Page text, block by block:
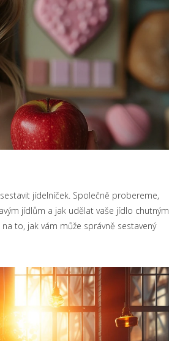
jídelníček. Společně probereme,
jídlům a jak udělat vaše jídlo chutným
to, jak vám může správně sestavený